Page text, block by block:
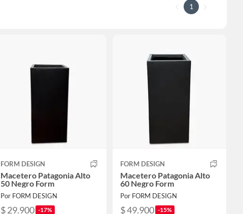
1
FORM DESIGN
Macetero Patagonia Alto
50 Negro Form
Por FORM DESIGN
$ 29.900 -17%
FORM DESIGN
Macetero Patagonia Alto
60 Negro Form
Por FORM DESIGN
$ 49.900 -15%